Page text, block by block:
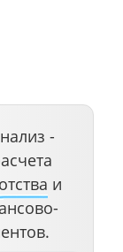
-
и